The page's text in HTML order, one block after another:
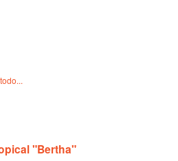
"Bertha"